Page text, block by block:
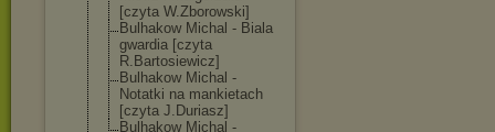
[czyta W.Zborowski]
Bulhakow Michal - Biala
gwardia [czyta
R.Bartosiewicz]
Bulhakow Michal -
Notatki na mankietach
[czyta J.Duriasz]
Bulhakow Michal -